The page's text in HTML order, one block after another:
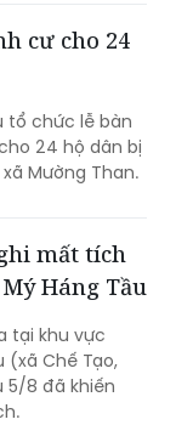
cư cho 24
tổ chức lễ bàn
24 hộ dân bị
Mường Than.
mất tích
Háng Tầu
tại khu vực
(xã Chế Tạo,
5/8 đã khiến